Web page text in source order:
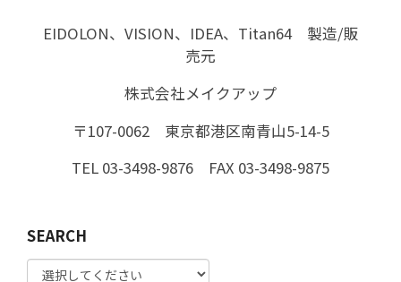
EIDOLON、VISION、IDEA、Titan64 製造/販
売元
株式会社メイクアップ
〒107-0062 東京都港区南青山5-14-5
TEL 03-3498-9876 FAX 03-3498-9875
SEARCH